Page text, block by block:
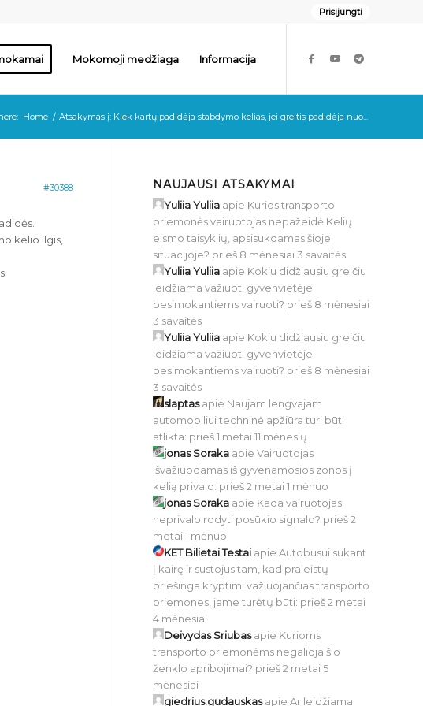
Prisijungti
Mokomoji medžiaga Informacija
Home / Atsakymas į: Kiek kartų padidėja stabdymo kelias, jei greitis padidėja nuo...
#30388
kelio ilgis,
NAUJAUSI ATSAKYMAI
Yuliia Yuliia apie Kurios transporto
priemonės vairuotojas nepažeidė Kelių
eismo taisyklių, apsisukdamas šioje
situacijoje? prieš 8 mėnesiai 3 savaitės
Yuliia Yuliia apie Kokiu didžiausiu greičiu
leidžiama važiuoti gyvenvietėje
besimokantiems vairuoti? prieš 8 mėnesiai
3 savaitės
Yuliia Yuliia apie Kokiu didžiausiu greičiu
leidžiama važiuoti gyvenvietėje
besimokantiems vairuoti? prieš 8 mėnesiai
3 savaitės
slaptasapie Naujam lengvajam
automobiliui techninė apžiūra turi būti
atlikta: prieš 1 metai 11 mėnesių
jonas Soraka apieVairuotojas
išvažiuodamas iš gyvenamosios zonos į
kelią privalo: prieš 2 metai 1 mėnuo
jonas Soraka apie Kada vairuotojas
neprivalo rodyti posūkio signalo? prieš 2
metai 1 mėnuo
KET Bilietai Testai apieAutobusui sukant
į kairę ir sustojus tam, kad praleistų
priešinga kryptimi važiuojančias transporto
priemones, jame turėtų būti: prieš 2 metai
4 mėnesiai
Deivydas Sriubasapie Kurioms
transporto priemonėms negalioja šio
ženklo apribojimai? prieš 2 metai 5
mėnesiai
giedrius.gudauskasapieAr leidžiama